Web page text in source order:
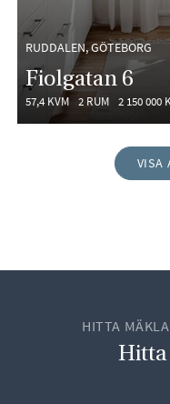
RUDDALEN, GÖTEBORG
Fiolgatan 6
57,4 KVM 2 RUM 2 150 000
VISA
HITTA